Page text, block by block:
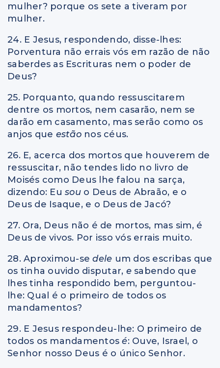
mulher? porque os sete a tiveram por
mulher.
24. E Jesus, respondendo, disse-lhes:
Porventura não errais vós em razão de não
saberdes as Escrituras nem o poder de
Deus?
25. Porquanto, quando ressuscitarem
dentre os mortos, nem casarão, nem se
darão em casamento, mas serão como os
anjos que estão nos céus.
26. E, acerca dos mortos que houverem de
ressuscitar, não tendes lido no livro de
Moisés como Deus lhe falou na sarça,
dizendo: Eu sou o Deus de Abraão, e o
Deus de Isaque, e o Deus de Jacó?
27. Ora, Deus não é de mortos, mas sim, é
Deus de vivos. Por isso vós errais muito.
28. Aproximou-sedele um dos escribas que
os tinha ouvido disputar, e sabendo que
lhes tinha respondido bem, perguntou-
lhe: Qual é o primeiro de todos os
mandamentos?
29. E Jesus respondeu-lhe: O primeiro de
todos os mandamentosé: Ouve, Israel, o
Senhor nosso Deus é o único Senhor.